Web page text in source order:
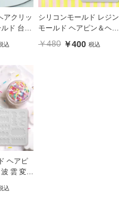
アクリッ
ド 台座
込
シリコンモールド レジン
モールド ヘアピン＆ヘア
クリップモールド 円 マル
￥480 ￥400 税込
ヘアピ
雲 変形
込